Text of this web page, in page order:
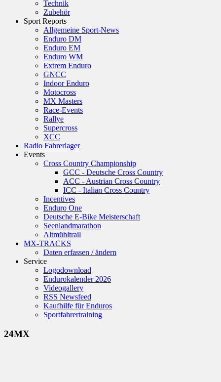
Technik
Zubehör
Sport Reports
Allgemeine Sport-News
Enduro DM
Enduro EM
Enduro WM
Extrem Enduro
GNCC
Indoor Enduro
Motocross
MX Masters
Race-Events
Rallye
Supercross
XCC
Radio Fahrerlager
Events
Cross Country Championship
GCC - Deutsche Cross Country
ACC - Austrian Cross Country
ICC - Italian Cross Country
Incentives
Enduro One
Deutsche E-Bike Meisterschaft
Seenlandmarathon
Altmühltrail
MX-TRACKS
Daten erfassen / ändern
Service
Logodownload
Endurokalender 2026
Videogallery
RSS Newsfeed
Kaufhilfe für Enduros
Sportfahrertraining
24MX